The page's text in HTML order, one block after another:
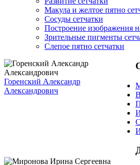
Макула и желтое пятно
Сосуды сетчатки
Построение изображения
Зрительные пигменты
Слепое пятно сетчатки
Горенский Александр
Александрович